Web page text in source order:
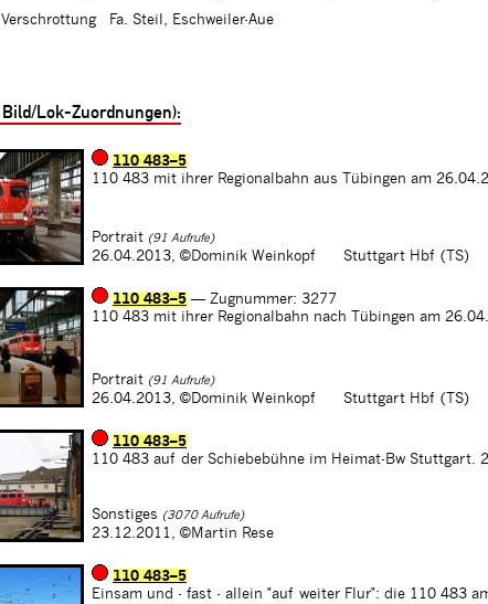
Verschrottung Fa. Steil, Eschweiler-Aue
Bild/Lok-Zuordnungen):
110 483–5
110 483 mit ihrer Regionalbahn aus Tübingen am
Portrait (91 Aufrufe)
26.04.2013, ©Dominik Weinkopf Stuttgart Hbf (TS)
110 483–5 — Zugnummer: 3277
110 483 mit ihrer Regionalbahn nach Tübingen am
Portrait (91 Aufrufe)
26.04.2013, ©Dominik Weinkopf Stuttgart Hbf (TS)
110 483–5
110 483 auf der Schiebebühne im Heimat-Bw Stuttgart.
Sonstiges (3070 Aufrufe)
23.12.2011, ©Martin Rese
110 483–5
Einsam und - fast - allein "auf weiter Flur": die 110 483